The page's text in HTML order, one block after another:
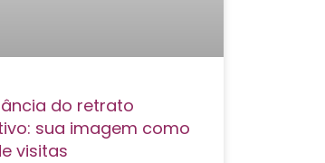
do retrato
sua imagem como
visitas